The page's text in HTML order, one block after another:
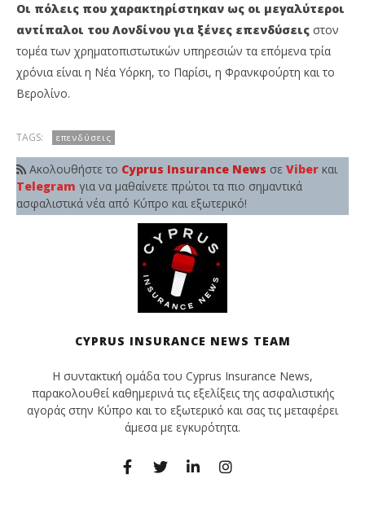
Οι πόλεις που χαρακτηρίστηκαν ως οι μεγαλύτεροι
αντίπαλοι του Λονδίνου για ξένες επενδύσεις στον
τομέα των χρηματοπιστωτικών υπηρεσιών τα επόμενα τρία
χρόνια είναι η Νέα Υόρκη, το Παρίσι, η Φρανκφούρτη και το
Βερολίνο.
TAGS: επενδύσεις
Ακολουθήστε το Cyprus Insurance News σε Viber και
Telegram για να μαθαίνετε πρώτοι τα πιο σημαντικά
ασφαλιστικά νέα από Κύπρο και εξωτερικό!
CYPRUS INSURANCE NEWS TEAM
Η συντακτική ομάδα του Cyprus Insurance News,
παρακολουθεί καθημερινά τις εξελίξεις της ασφαλιστικής
αγοράς στην Κύπρο και το εξωτερικό και σας τις μεταφέρει
άμεσα με εγκυρότητα.